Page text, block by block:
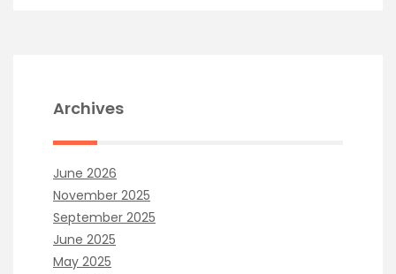
Archives
June 2026
November 2025
September 2025
June 2025
May 2025